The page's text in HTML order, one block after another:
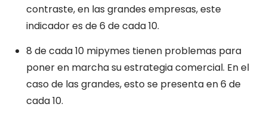
contraste, en las grandes empresas, este
indicador es de 6 de cada 10.
8 de cada 10 mipymes tienen problemas para
poner en marcha su estrategia comercial. En el
caso de las grandes, esto se presenta en 6 de
cada 10.